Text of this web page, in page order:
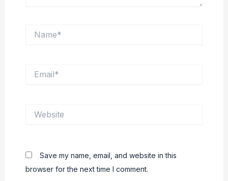
Save my name, email, and website in this
browser for the next time I comment.